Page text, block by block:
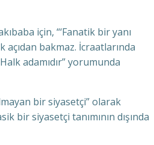
için, “‘Fanatik bir yanı
bakmaz. İcraatlarında
adamıdır” yorumunda
bir siyasetçi” olarak
bir siyasetçi tanımının dışında